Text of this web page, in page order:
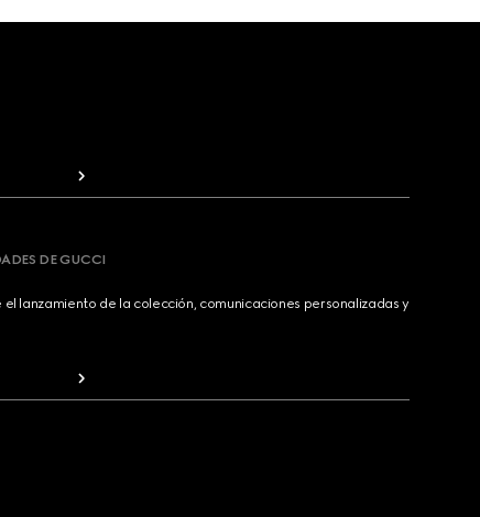
DE GUCCI
lanzamiento de la colección, comunicaciones personalizadas y